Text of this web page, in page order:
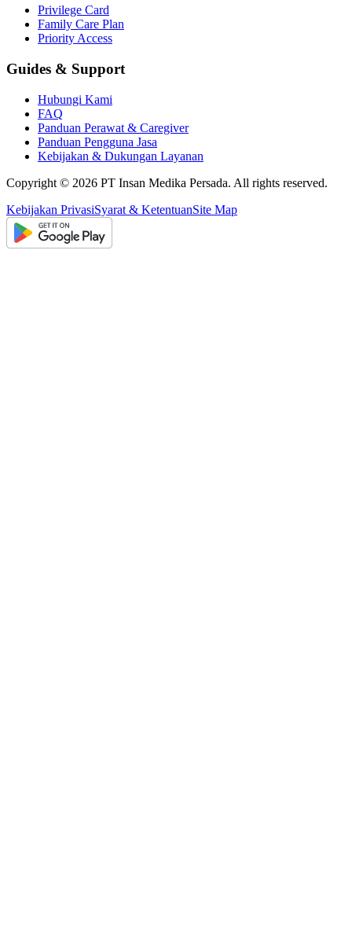
Privilege Card
Family Care Plan
Priority Access
Guides & Support
Hubungi Kami
FAQ
Panduan Perawat & Caregiver
Panduan Pengguna Jasa
Kebijakan & Dukungan Layanan
Copyright © 2026 PT Insan Medika Persada. All rights reserved.
Kebijakan PrivasiSyarat & KetentuanSite Map